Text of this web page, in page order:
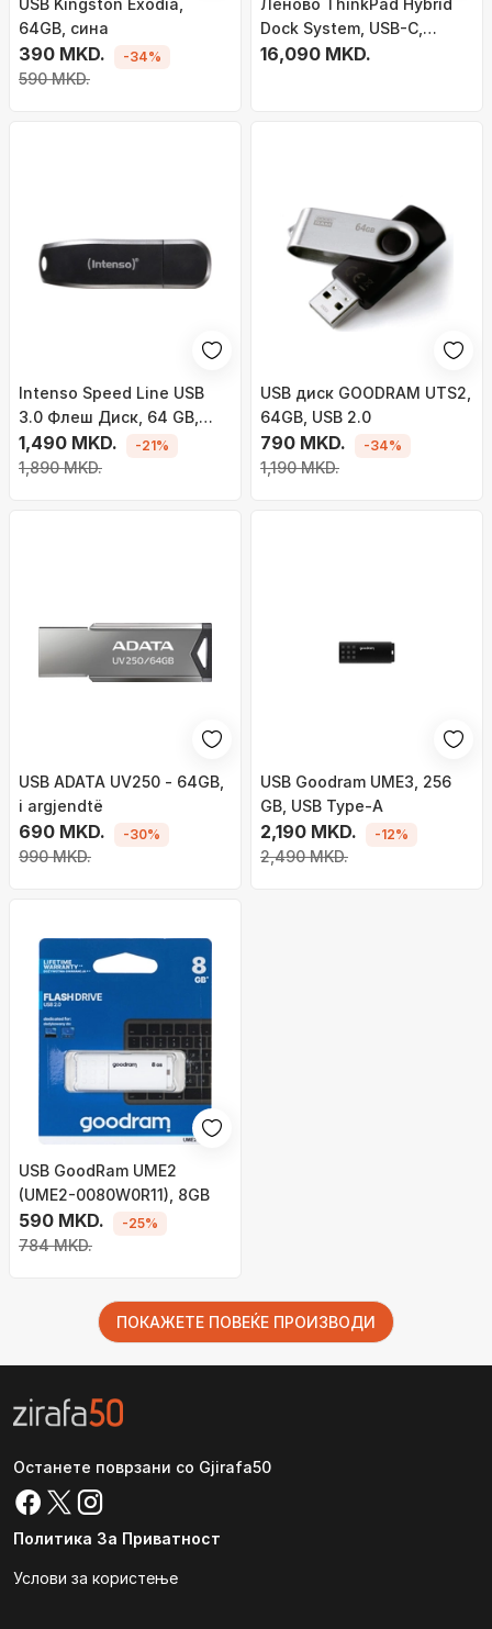
USB Kingston Exodia,
64GB, сина
390 MKD.
590 MKD.
-34%
Леново ThinkPad Hybrid
Dock System, USB-C,
40AF0135EU
16,090 MKD.
Intenso Speed Line USB
3.0 Флеш Диск, 64 GB,
Црн
1,490 MKD.
1,890 MKD.
-21%
USB диск GOODRAM UTS2,
64GB, USB 2.0
790 MKD.
1,190 MKD.
-34%
USB ADATA UV250 - 64GB,
i argjendtë
690 MKD.
990 MKD.
-30%
USB Goodram UME3, 256
GB, USB Type-A
2,190 MKD.
2,490 MKD.
-12%
USB GoodRam UME2
(UME2-0080W0R11), 8GB
590 MKD.
784 MKD.
-25%
ПОКАЖЕТЕ ПОВЕЌЕ ПРОИЗВОДИ
Останете поврзани со Gjirafa50
Политика За Приватност
Услови за користење